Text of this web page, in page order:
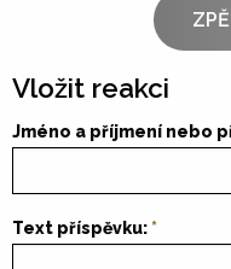
Vložit reakci
Jméno a příjmení nebo
Text příspěvku: